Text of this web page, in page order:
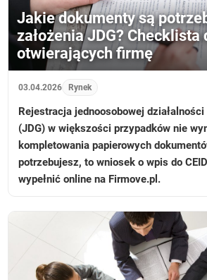
Jakie dokumenty są
założenia JDG? Checklista
otwierających firmę
03.04.2026 Rynek
Rejestracja jednoosobowej
(JDG) w większości przypadków nie
kompletowania papierowych
potrzebujesz, to wniosek o wpis do
wypełnić online na Firmove.pl.